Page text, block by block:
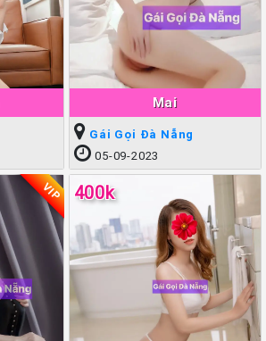
Mai
Gái Gọi Đà Nẵng
05-09-2023
VIP 400k